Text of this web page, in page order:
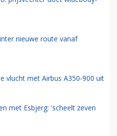
nieuwe route vanaf
vlucht met Airbus A350-900 uit
met Esbjerg: 'scheelt zeven